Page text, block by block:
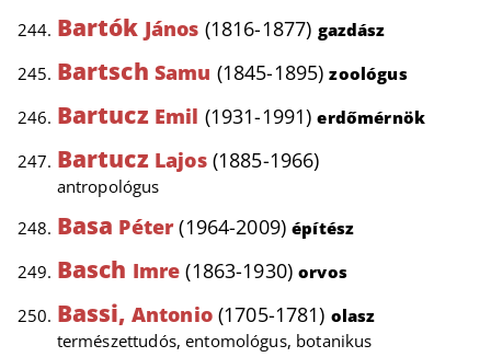
Bartók János (1816-1877) gazdász
Bartsch Samu (1845-1895)zoológus
Bartucz Emil (1931-1991)erdőmérnök
Bartucz Lajos (1885-1966)
antropológus
Basa Péter(1964-2009)építész
Basch Imre(1863-1930)orvos
Bassi, Antonio (1705-1781) olasz
természettudós, entomológus, botanikus